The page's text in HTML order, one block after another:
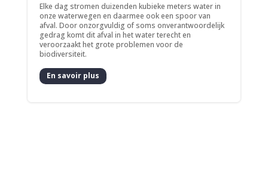
Elke dag stromen duizenden kubieke meters water in
onze waterwegen en daarmee ook een spoor van
afval. Door onzorgvuldig of soms onverantwoordelijk
gedrag komt dit afval in het water terecht en
veroorzaakt het grote problemen voor de
biodiversiteit.
En savoir plus